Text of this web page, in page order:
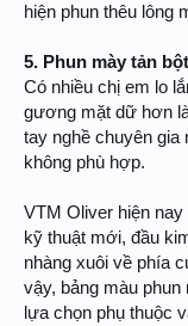
hiện phun thêu lông
5. Phun mày tản
Có nhiều chị em lo
gương mặt dữ hơn
tay nghề chuyên
không phù hợp.
VTM Oliver hiện
kỹ thuật mới, đầu
nhàng xuôi về phía
vậy, bảng màu phun
lựa chọn phụ thuộc